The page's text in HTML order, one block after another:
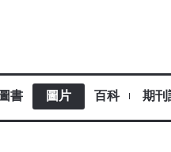
圖書 圖片 百科 期刊